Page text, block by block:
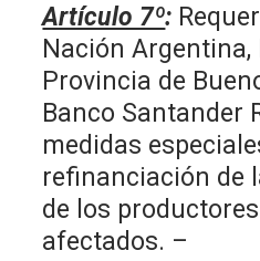
Artículo 7º:
Nación Argentina,
Provincia de
Banco Santander
medidas
refinanciación de
de los
afectados. –